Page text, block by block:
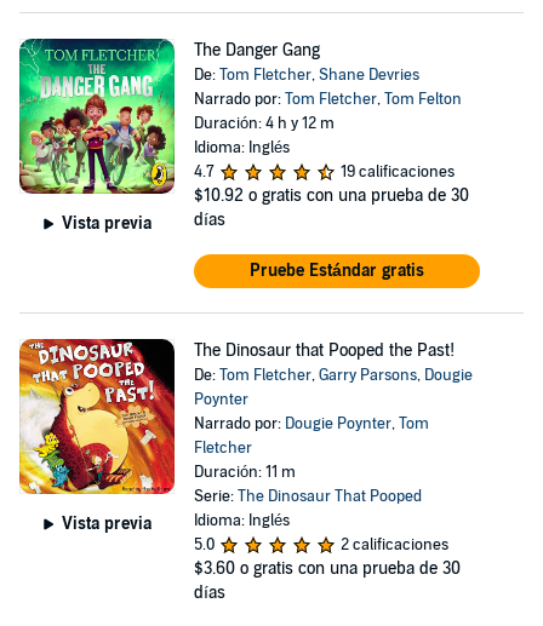
Vista previa
The Danger Gang
De:Tom Fletcher,Shane Devries
Narrado por:Tom Fletcher,Tom Felton
Duración: 4 h y 12 m
Idioma: Inglés
4.7
19 calificaciones
$10.92 o gratis con una prueba de 30
días
Pruebe Estándar gratis
Vista previa
The Dinosaur that Pooped the Past!
De:Tom Fletcher,Garry Parsons, Dougie
Poynter
Narrado por: Dougie Poynter,Tom
Fletcher
Duración: 11 m
Serie:The Dinosaur That Pooped
Idioma: Inglés
5.0
2 calificaciones
$3.60 o gratis con una prueba de 30
días